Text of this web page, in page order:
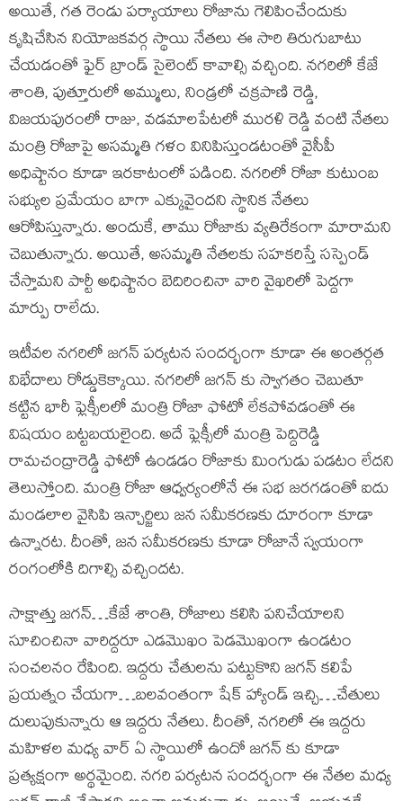
అయితే, గత రెండు పర్యాయాలు రోజాను గెలిపించేందుకు
కృషిచేసిన నియోజకవర్గ స్థాయి నేతలు ఈ సారి తిరుగుబాటు
చేయడంతో ఫైర్ బ్రాండ్ సైలెంట్ కావాల్సి వచ్చింది. నగరిలో కేజే
శాంతి, పుత్తూరులో అమ్ములు, నిండ్రలో చక్రపాణి రెడ్డి,
విజయపురంలో రాజు, వడమాలపేటలో మురళి రెడ్డి వంటి నేతలు
మంత్రి రోజాపై అసమ్మతి గళం వినిపిస్తుండటంతో వైసీపీ
అధిష్టానం కూడా ఇరకాటంలో పడింది. నగరిలో రోజా కుటుంబ
సభ్యుల ప్రమేయం బాగా ఎక్కువైందని స్థానిక నేతలు
ఆరోపిస్తున్నారు. అందుకే, తాము రోజాకు వ్యతిరేకంగా మారామని
చెబుతున్నారు. అయితే, అసమ్మతి నేతలకు సహకరిస్తే సస్పెండ్
చేస్తామని పార్టీ అధిష్టానం బెదిరించినా వారి వైఖరిలో పెద్దగా
మార్పు రాలేదు.
ఇటీవల నగరిలో జగన్ పర్యటన సందర్భంగా కూడా ఈ అంతర్గత
విభేదాలు రోడ్డుకెక్కాయి. నగరిలో జగన్ కు స్వాగతం చెబుతూ
కట్టిన భారీ ఫ్లెక్సీలలో మంత్రి రోజా ఫోటో లేకపోవడంతో ఈ
విషయం బట్టబయలైంది. అదే ఫ్లెక్సీలో మంత్రి పెద్దిరెడ్డి
రామచంద్రారెడ్డి ఫోటో ఉండడం రోజాకు మింగుడు పడటం లేదని
తెలుస్తోంది. మంత్రి రోజా ఆధ్వర్యంలోనే ఈ సభ జరగడంతో ఐదు
మండలాల వైసిపి ఇన్చార్జిలు జన సమీకరణకు దూరంగా కూడా
ఉన్నారట. దీంతో, జన సమీకరణకు కూడా రోజానే స్వయంగా
రంగంలోకి దిగాల్సి వచ్చిందట.
సాక్షాత్తు జగన్…కేజే శాంతి, రోజాలు కలిసి పనిచేయాలని
సూచించినా వారిద్దరూ ఎడమొఖం పెడమొఖంగా ఉండటం
సంచలనం రేపింది. ఇద్దరు చేతులను పట్టుకొని జగన్ కలిపే
ప్రయత్నం చేయగా…బలవంతంగా షేక్ హ్యాండ్ ఇచ్చి…చేతులు
దులుపుకున్నారు ఆ ఇద్దరు నేతలు. దీంతో, నగరిలో ఈ ఇద్దరు
మహిళల మధ్య వార్ ఏ స్థాయిలో ఉందో జగన్ కు కూడా
ప్రత్యక్షంగా అర్థమైంది. నగరి పర్యటన సందర్భంగా ఈ నేతల మధ్య